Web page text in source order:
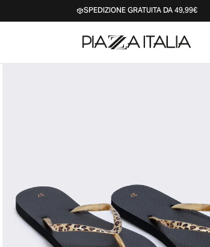
SPEDIZIONE GRATUITA DA 49,99€